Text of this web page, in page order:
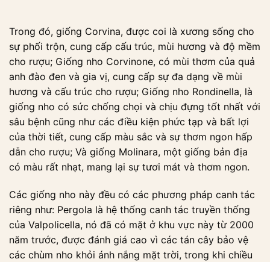
Trong đó, giống Corvina, được coi là xương sống cho
sự phối trộn, cung cấp cấu trúc, mùi hương và độ mềm
cho rượu; Giống nho Corvinone, có mùi thơm của quả
anh đào đen và gia vị, cung cấp sự đa dạng về mùi
hương và cấu trúc cho rượu; Giống nho Rondinella, là
giống nho có sức chống chọi và chịu đựng tốt nhất với
sâu bệnh cũng như các điều kiện phức tạp và bất lợi
của thời tiết, cung cấp màu sắc và sự thơm ngon hấp
dẫn cho rượu; Và giống Molinara, một giống bản địa
có màu rất nhạt, mang lại sự tươi mát và thơm ngon.
Các giống nho này đều có các phương pháp canh tác
riêng như: Pergola là hệ thống canh tác truyền thống
của Valpolicella, nó đã có mặt ở khu vực này từ 2000
năm trước, được đánh giá cao vì các tán cây bảo vệ
các chùm nho khỏi ánh nắng mặt trời, trong khi chiều